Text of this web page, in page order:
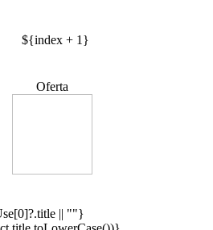
${index + 1}
Oferta
|| ""}